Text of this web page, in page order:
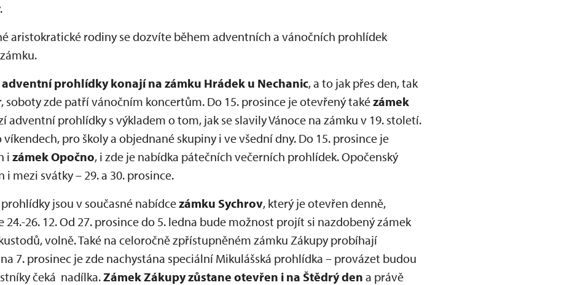
aristokratické rodiny se dozvíte během adventních a vánočních prohlídek
adventní prohlídky konají na zámku Hrádek u Nechanic, a to jak přes den, tak
soboty zde patří vánočním koncertům. Do 15. prosince je otevřený takézámek
adventní prohlídky s výkladem o tom, jak se slavily Vánoce na zámku v 19. století.
pro školy a objednané skupiny i ve všední dny. Do 15. prosince je
i zámek Opočno, i zde je nabídka pátečních večerních prohlídek. Opočenský
mezi svátky – 29. a 30. prosince.
jsou v současné nabídcezámku Sychrov, který je otevřen denně,
24.-26. 12. Od 27. prosince do 5. ledna bude možnost projít si nazdobený zámek
volně. Také na celoročně zpřístupněném zámku Zákupy probíhají
7. prosinec je zde nachystána speciální Mikulášská prohlídka – provázet budou
čeká nadílka.Zámek Zákupy zůstane otevřen i na Štědrý den a právě